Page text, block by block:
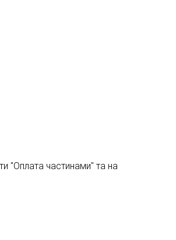
"Оплата частинами" та на